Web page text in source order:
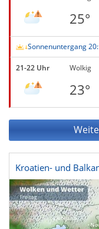
25°
Sonnenuntergang
21-22 Uhr Wolkig
23°
Kroatien- und